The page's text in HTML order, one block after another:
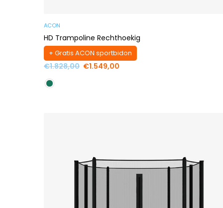
ACON
HD Trampoline Rechthoekig
+ Gratis ACON sportbidon
Standaard
€1.828,00 €1.549,00